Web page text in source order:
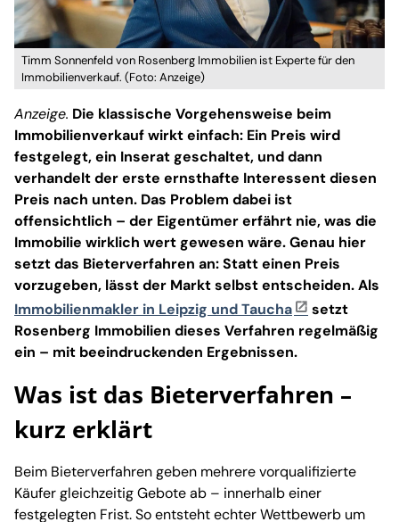
Timm Sonnenfeld von Rosenberg Immobilien ist Experte für den
Immobilienverkauf. (Foto: Anzeige)
Anzeige. Die klassische Vorgehensweise beim
Immobilienverkauf wirkt einfach: Ein Preis wird
festgelegt, ein Inserat geschaltet, und dann
verhandelt der erste ernsthafte Interessent diesen
Preis nach unten. Das Problem dabei ist
offensichtlich – der Eigentümer erfährt nie, was die
Immobilie wirklich wert gewesen wäre. Genau hier
setzt das Bieterverfahren an: Statt einen Preis
vorzugeben, lässt der Markt selbst entscheiden. Als
Immobilienmakler in Leipzig und Taucha
setzt
Rosenberg Immobilien dieses Verfahren regelmäßig
ein – mit beeindruckenden Ergebnissen.
Was ist das Bieterverfahren –
kurz erklärt
Beim Bieterverfahren geben mehrere vorqualifizierte
Käufer gleichzeitig Gebote ab – innerhalb einer
festgelegten Frist. So entsteht echter Wettbewerb um